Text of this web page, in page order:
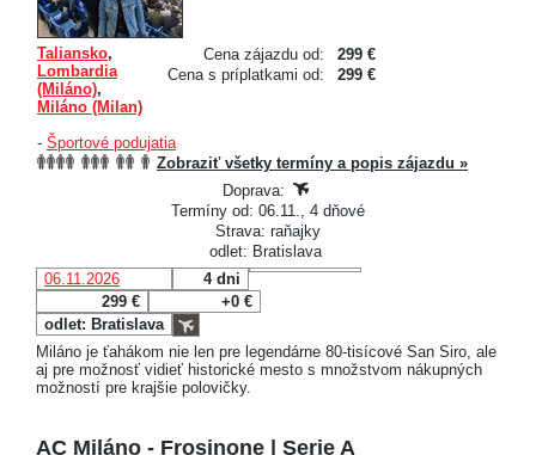
Cena zájazdu od:
299 €
Cena s príplatkami od:
299 €
Taliansko,
Lombardia
(Miláno),
Miláno (Milan)
- Športové podujatia
Zobraziť všetky termíny a popis zájazdu »
Doprava:
Termíny od: 06.11., 4 dňové
Strava: raňajky
odlet: Bratislava
06.11.2026
4 dni
299 €
+0 €
odlet: Bratislava
Miláno je ťahákom nie len pre legendárne 80-tisícové San Siro, ale
aj pre možnosť vidieť historické mesto s množstvom nákupných
možností pre krajšie polovičky.
AC Miláno - Frosinone | Serie A